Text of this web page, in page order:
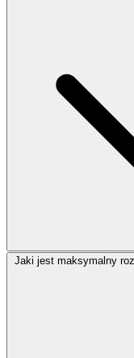
Jaki jest maksymalny